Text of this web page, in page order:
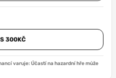
300KČ
varuje: Účastí na hazardní hře může